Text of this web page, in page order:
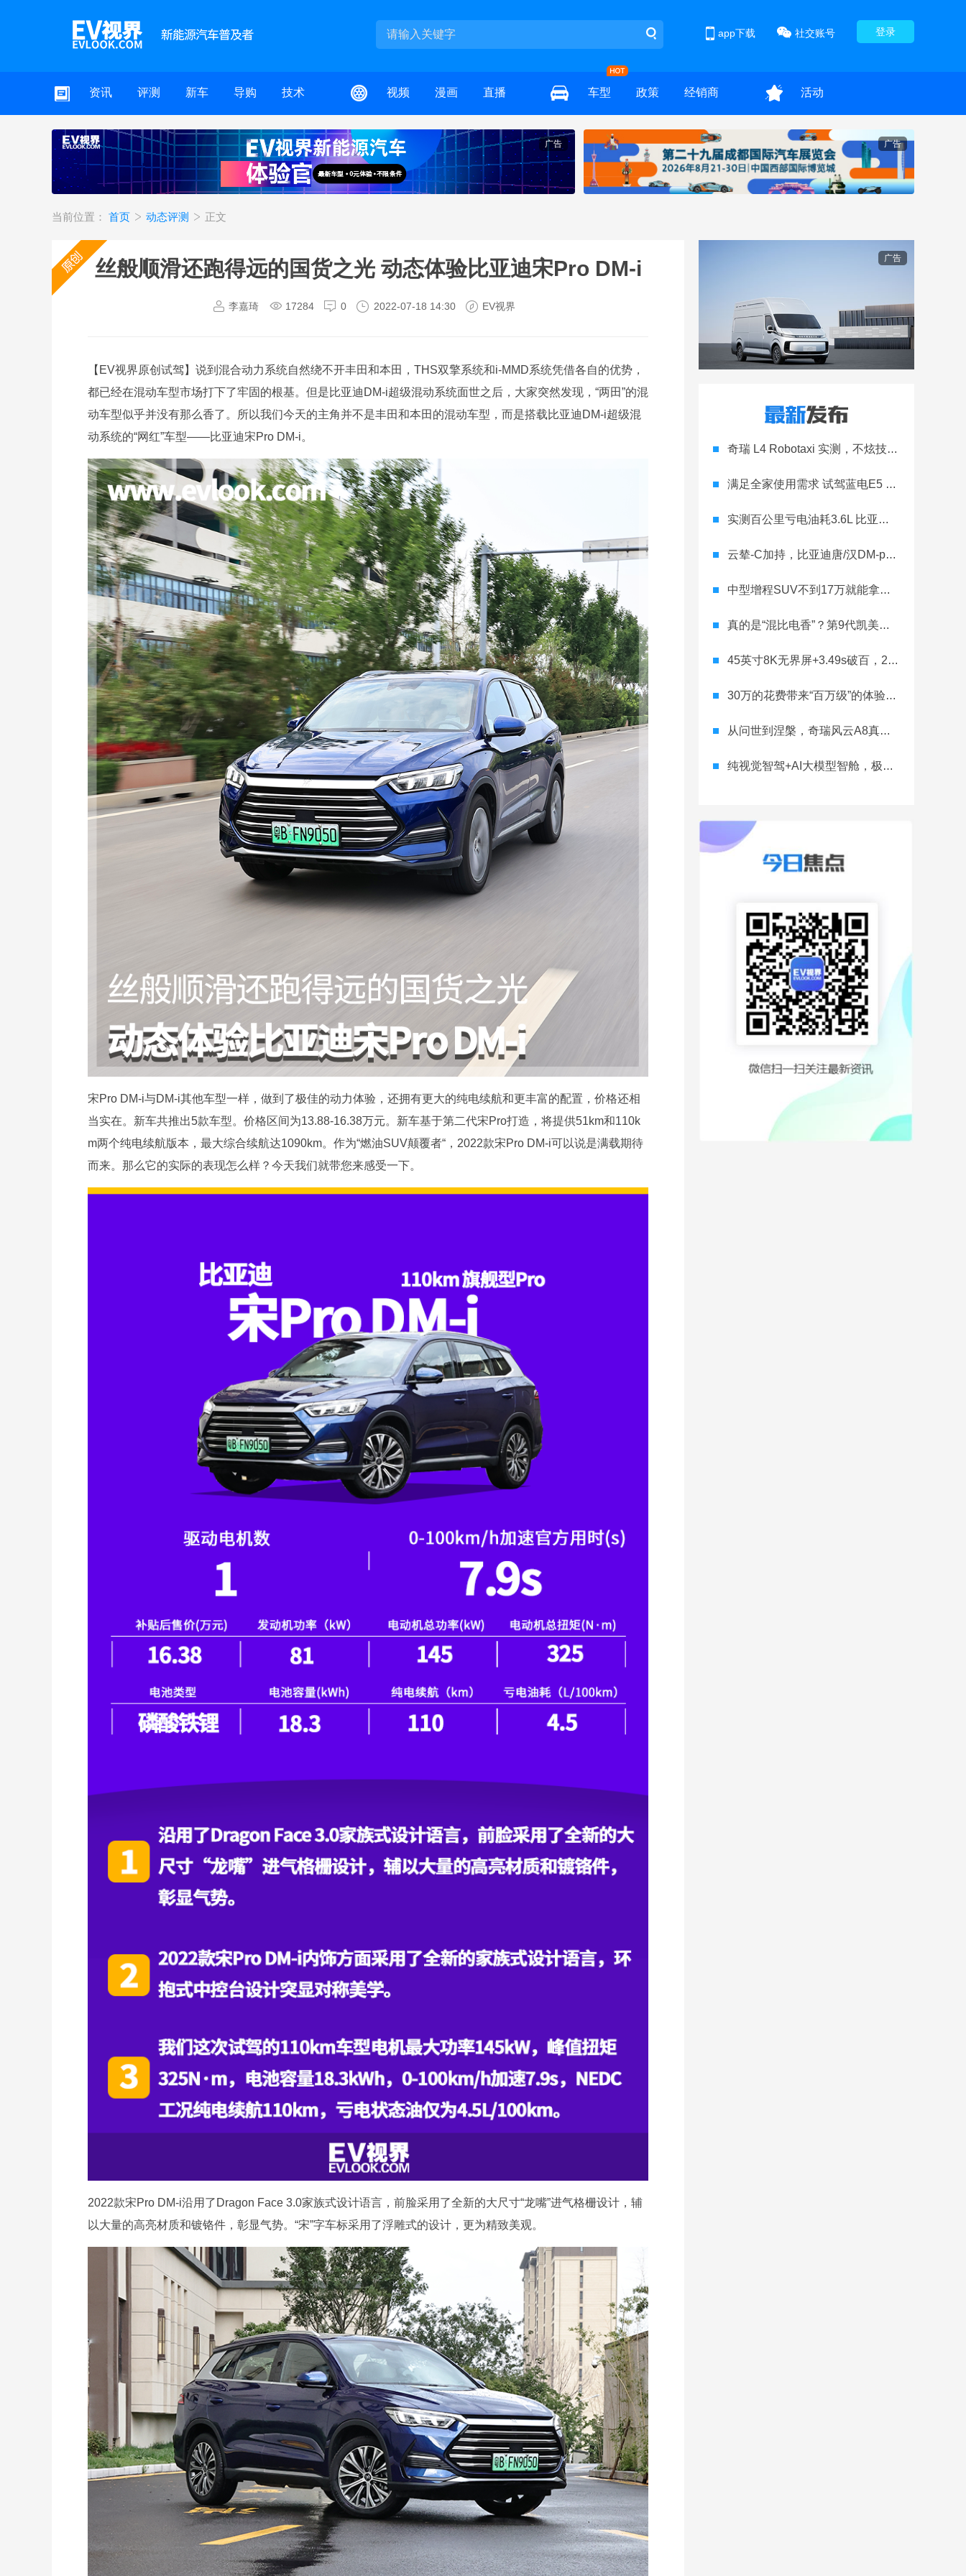
登录
社交账号
app下载
资讯 评测 新车 导购 技术 视频 漫画 直播 车型 政策 经销商 活动
广告 广告
当前位置： 首页 动态评测 正文
丝般顺滑还跑得远的国货之光 动态体验比亚迪宋Pro DM-i
李嘉琦 17284 0 2022-07-18 14:30 EV视界
【EV视界原创试驾】说到混合动力系统自然绕不开丰田和本田，THS双擎系统和i-MMD系统凭借各自的优势，
都已经在混动车型市场打下了牢固的根基。但是比亚迪DM-i超级混动系统面世之后，大家突然发现，“两田”的混
动车型似乎并没有那么香了。所以我们今天的主角并不是丰田和本田的混动车型，而是搭载比亚迪DM-i超级混
动系统的“网红”车型——比亚迪宋Pro DM-i。
宋Pro DM-i与DM-i其他车型一样，做到了极佳的动力体验，还拥有更大的纯电续航和更丰富的配置，价格还相
当实在。新车共推出5款车型。价格区间为13.88-16.38万元。新车基于第二代宋Pro打造，将提供51km和110k
m两个纯电续航版本，最大综合续航达1090km。作为“燃油SUV颠覆者“，2022款宋Pro DM-i可以说是满载期待
而来。那么它的实际的表现怎么样？今天我们就带您来感受一下。
2022款宋Pro DM-i沿用了Dragon Face 3.0家族式设计语言，前脸采用了全新的大尺寸“龙嘴”进气格栅设计，辅
以大量的高亮材质和镀铬件，彰显气势。“宋”字车标采用了浮雕式的设计，更为精致美观。
广告
奇瑞 L4 Robotaxi 实测，不炫技只落地
满足全家使用需求 试驾蓝电E5 PLUS长续航版
实测百公里亏电油耗3.6L 比亚迪宋L DM-i不仅仅颜值在线
云辇-C加持，比亚迪唐/汉DM-p战神版诠释如何可快可野
中型增程SUV不到17万就能拿下 新款零跑C11到底有多顶？
真的是“混比电香”？第9代凯美瑞全是“心机”
45英寸8K无界屏+3.49s破百，22.88万的银河E8性能版有多能打？
30万的花费带来“百万级”的体验？全球首款标配800V的MPV是如何做到的
从问世到涅槃，奇瑞风云A8真能压到燃油车最一根救命稻草？
纯视觉智驾+AI大模型智舱，极越01要重新定义智能汽车了？